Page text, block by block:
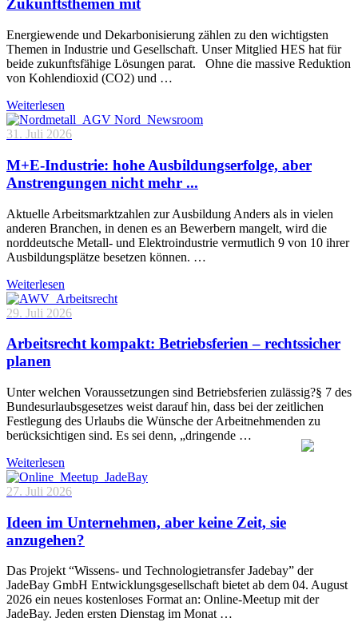
Zukunftsthemen mit
Energiewende und Dekarbonisierung zählen zu den wichtigsten
Themen in Industrie und Gesellschaft. Unser Mitglied HES hat für
beide zukunftsfähige Lösungen parat. Ohne die massive Reduktion
von Kohlendioxid (CO2) und …
Weiterlesen
31. Juli 2026
M+E-Industrie: hohe Ausbildungserfolge, aber
Anstrengungen nicht mehr ...
Aktuelle Arbeitsmarktzahlen zur Ausbildung Anders als in vielen
anderen Branchen, in denen es an Bewerbern mangelt, wird die
norddeutsche Metall- und Elektroindustrie vermutlich 9 von 10 ihrer
Ausbildungsplätze besetzen können. …
Weiterlesen
29. Juli 2026
Arbeitsrecht kompakt: Betriebsferien – rechtssicher
planen
Unter welchen Voraussetzungen sind Betriebsferien zulässig?§ 7 des
Bundesurlaubsgesetzes weist darauf hin, dass bei der zeitlichen
Festlegung des Urlaubs die Wünsche der Arbeitnehmenden zu
berücksichtigen sind. Es sei denn, „dringende …
Weiterlesen
27. Juli 2026
Ideen im Unternehmen, aber keine Zeit, sie
anzugehen?
Das Projekt “Wissens- und Technologietransfer Jadebay” der
JadeBay GmbH Entwicklungsgesellschaft bietet ab dem 04. August
2026 ein neues kostenloses Format an: Online-Meetup mit der
JadeBay. Jeden ersten Dienstag im Monat …